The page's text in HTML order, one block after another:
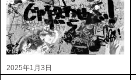
2025年1月3日